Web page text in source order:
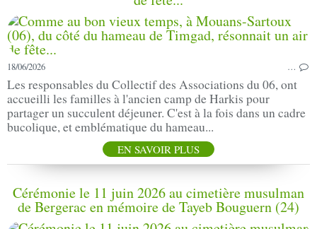
18/06/2026 …
Les responsables du Collectif des Associations du 06, ont
accueilli les familles à l'ancien camp de Harkis pour
partager un succulent déjeuner. C'est à la fois dans un cadre
bucolique, et emblématique du hameau...
EN SAVOIR PLUS
Cérémonie le 11 juin 2026 au cimetière musulman
de Bergerac en mémoire de Tayeb Bouguern (24)